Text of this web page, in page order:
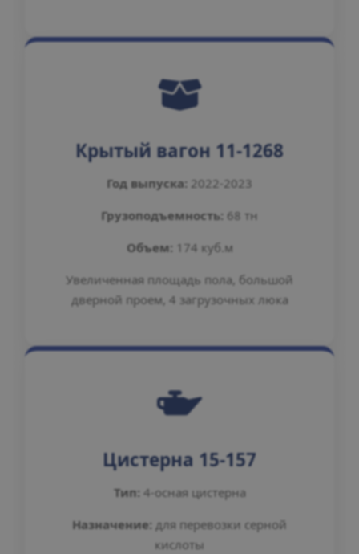
Крытый вагон 11-1268
Год выпуска: 2022-2023
Грузоподъемность: 68 тн
Объем: 174 куб.м
Увеличенная площадь пола, большой
дверной проем, 4 загрузочных люка
Цистерна 15-157
Тип: 4-осная цистерна
Назначение: для перевозки серной
кислоты